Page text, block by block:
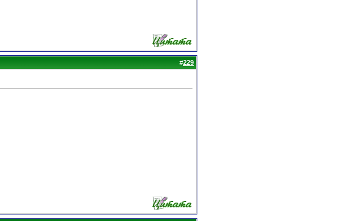
#229